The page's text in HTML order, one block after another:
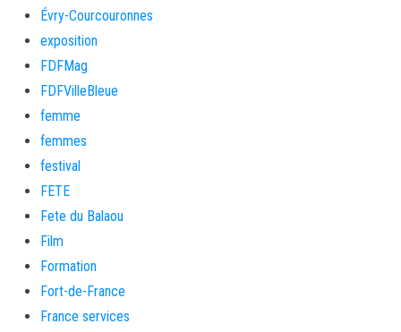
Évry-Courcouronnes
exposition
FDFMag
FDFVilleBleue
femme
femmes
festival
FETE
Fete du Balaou
Film
Formation
Fort-de-France
France services